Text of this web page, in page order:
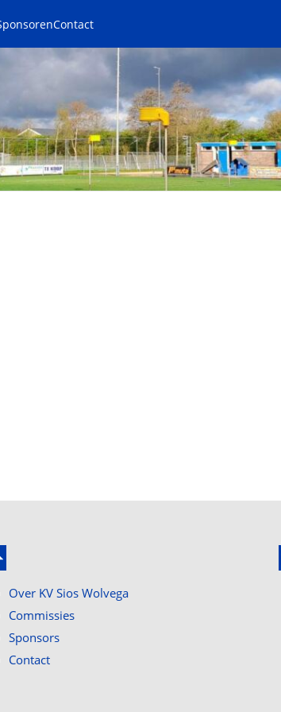
Contact
Over KV Sios Wolvega
Commissies
Sponsors
Contact